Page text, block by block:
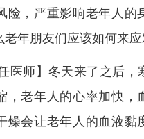
险，严重影响老年人的
年朋友们应该如何来应
医师】冬天来了之后，
，老年人的心率加快，
燥会让老年人的血液黏